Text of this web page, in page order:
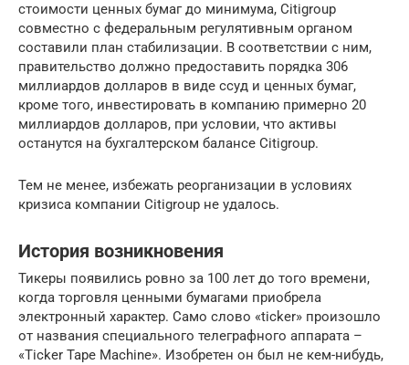
стоимости ценных бумаг до минимума, Citigroup
совместно с федеральным регулятивным органом
составили план стабилизации. В соответствии с ним,
правительство должно предоставить порядка 306
миллиардов долларов в виде ссуд и ценных бумаг,
кроме того, инвестировать в компанию примерно 20
миллиардов долларов, при условии, что активы
останутся на бухгалтерском балансе Citigroup.
Тем не менее, избежать реорганизации в условиях
кризиса компании Citigroup не удалось.
История возникновения
Тикеры появились ровно за 100 лет до того времени,
когда торговля ценными бумагами приобрела
электронный характер. Само слово «ticker» произошло
от названия специального телеграфного аппарата –
«Ticker Tape Machine». Изобретен он был не кем-нибудь,